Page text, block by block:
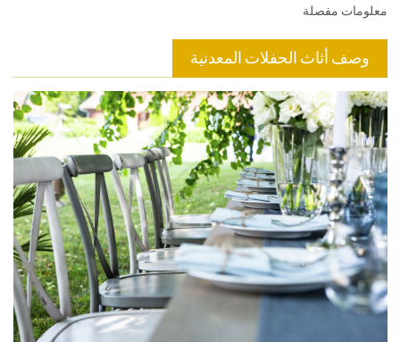
معلومات مفصلة
وصف أثاث الحفلات المعدنية